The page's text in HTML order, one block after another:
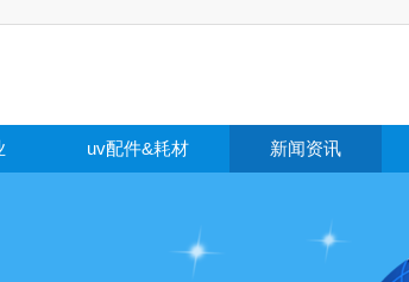
uv配件&耗材 新闻资讯